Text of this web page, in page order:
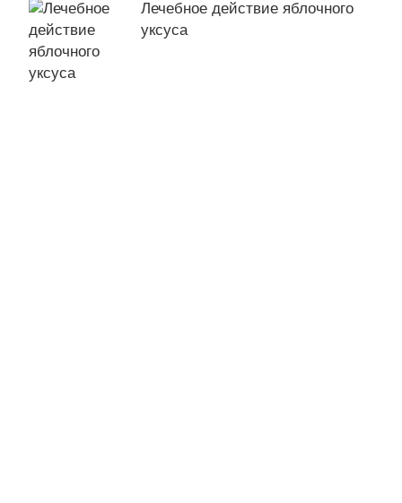
Лечебное действие яблочного
уксуса